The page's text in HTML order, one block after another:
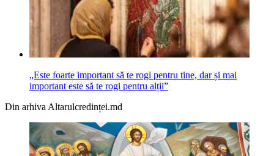
„Este foarte important să te rogi pentru tine, dar și mai
important este să te rogi pentru alții”
Din arhiva Altarulcredinței.md